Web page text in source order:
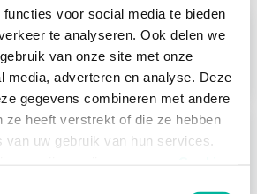
voor social media te bieden
te analyseren. Ook delen we
van onze site met onze
media, adverteren en analyse. Deze
gegevens combineren met andere
ze heeft verstrekt of die ze hebben
uw gebruik van hun services.
utilise déjà Twizzit et j’ai une
à Twizzit pour mon